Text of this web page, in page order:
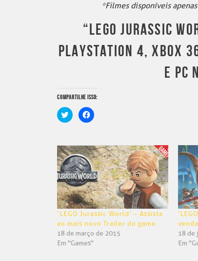
*Filmes disponíveis
“LEGO JURASSIC
PLAYSTATION 4, XBOX
E PC
COMPARTILHE ISSO:
Clique
para
em
nova
janela)
Clique
para
em
nova
janela)
‘LEGO Jurassic World’ – Assista
ao mais novo Trailer do game
18 de março de 2015
Em "Games"
18 de
Em